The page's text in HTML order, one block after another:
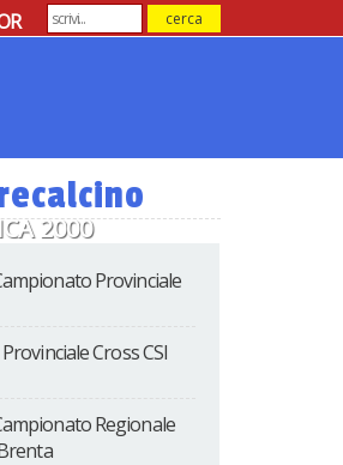
2000
Provinciale
Cross CSI
Regionale